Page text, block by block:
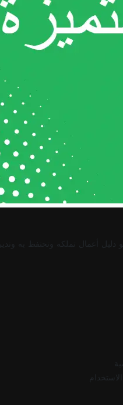
دليل أعمال تملكه وتحتفظ به